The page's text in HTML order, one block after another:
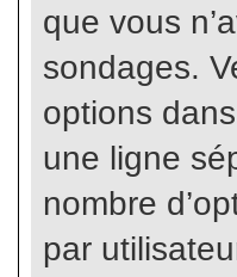
que vous
sondages.
options
une ligne
nombre
par